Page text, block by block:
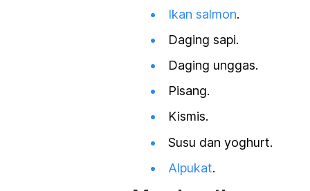
Ikan salmon.
Daging sapi.
Daging unggas.
Pisang.
Kismis.
Susu dan yoghurt.
Alpukat.